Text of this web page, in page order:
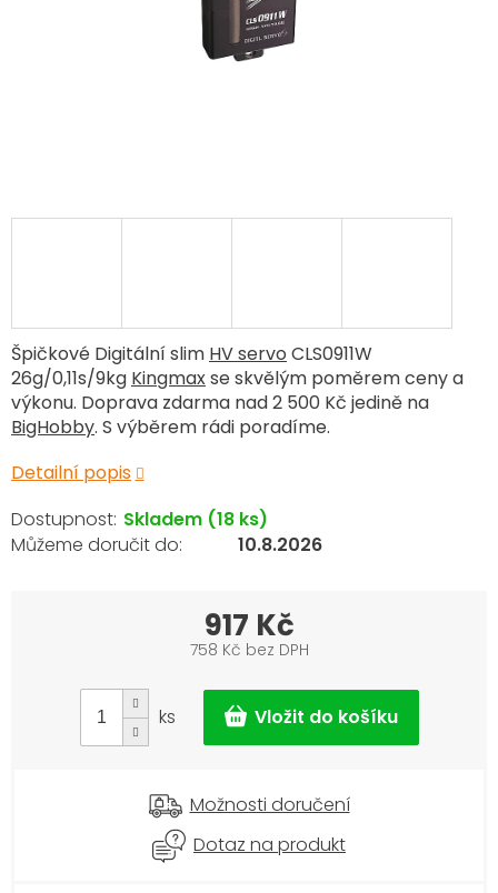
Špičkové Digitální slim HV servo CLS0911W
26g/0,11s/9kg Kingmaxse skvělým poměrem ceny a
výkonu. Doprava zdarma nad 2 500 Kč jedině na
BigHobby. S výběrem rádi poradíme.
Detailní popis
Skladem (18 ks)
10.8.2026
917 Kč
758 Kč bez DPH
cena:
ks
Možnosti doručení
Dotaz na produkt